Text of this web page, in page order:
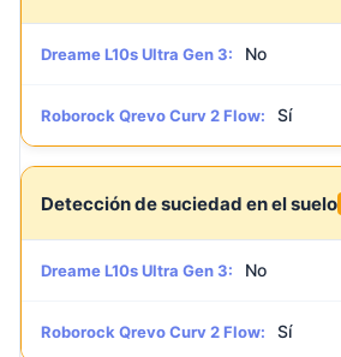
Dreame L10s Ultra Gen 3: No
Roborock Qrevo Curv 2 Flow: Sí
Detección de suciedad en el suelo
Dreame L10s Ultra Gen 3: No
Roborock Qrevo Curv 2 Flow: Sí